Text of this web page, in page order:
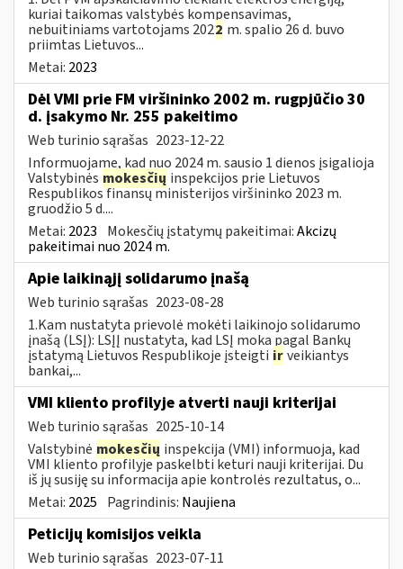
kuriai taikomas valstybės kompensavimas,
nebuitiniams vartotojams 2022 m. spalio 26 d. buvo
priimtas Lietuvos...
Metai: 2023
Dėl VMI prie FM viršininko 2002 m. rugpjūčio 30
d. įsakymo Nr. 255 pakeitimo
Web turinio sąrašas 2023-12-22
Informuojame, kad nuo 2024 m. sausio 1 dienos įsigalioja
Valstybinės mokesčių inspekcijos prie Lietuvos
Respublikos finansų ministerijos viršininko 2023 m.
gruodžio 5 d....
Metai: 2023 Mokesčių įstatymų pakeitimai:Akcizų
pakeitimai nuo 2024 m.
Apie laikinąjį solidarumo įnašą
Web turinio sąrašas 2023-08-28
1.Kam nustatyta prievolė mokėti laikinojo solidarumo
įnašą (LSĮ): LSĮĮ nustatyta, kad LSĮ moka pagal Bankų
įstatymą Lietuvos Respublikoje įsteigti irveikiantys
bankai,...
VMI kliento profilyje atverti nauji kriterijai
Web turinio sąrašas 2025-10-14
Valstybinė mokesčių inspekcija (VMI) informuoja, kad
VMI kliento profilyje paskelbti keturi nauji kriterijai. Du
iš jų susiję su informacija apie kontrolės rezultatus, o...
Metai: 2025 Pagrindinis: Naujiena
Peticijų komisijos veikla
Web turinio sąrašas 2023-07-11